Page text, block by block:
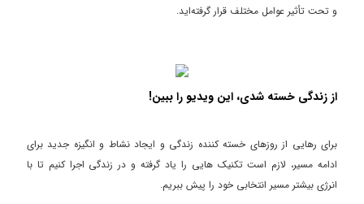
و تحت تأثیر عوامل مختلف قرار گرفته‌اید.
از زندگی خسته شدی، این ویدیو را ببین!
برای رهایی از روزهای خسته کننده زندگی و ایجاد نشاط و انگیزه جدید برای
ادامه مسیر، لازم است تکنیک هایی را یاد گرفته و در زندگی اجرا کنیم تا با
انرژی بیشتر مسیر انتخابی خود را پیش ببریم.